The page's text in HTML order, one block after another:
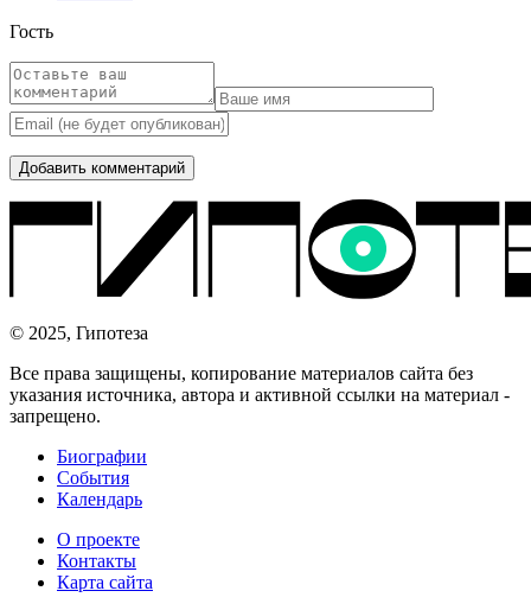
Гость
© 2025, Гипотеза
Все права защищены, копирование материалов сайта без
указания источника, автора и активной ссылки на материал -
запрещено.
Биографии
События
Календарь
О проекте
Контакты
Карта сайта